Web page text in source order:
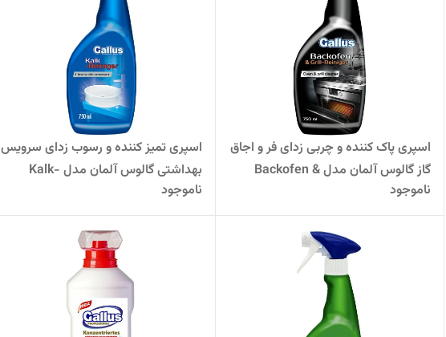
اسپری پاک کننده و چربی زدای فر و اجاق
گاز گالوس آلمان مدل Backofen &
Grill-Reiniger
ناموجود
اسپری تمیز کننده و رسوب زدای سرویس
بهداشتی گالوس آلمان مدل Kalk-
Reiniger
ناموجود